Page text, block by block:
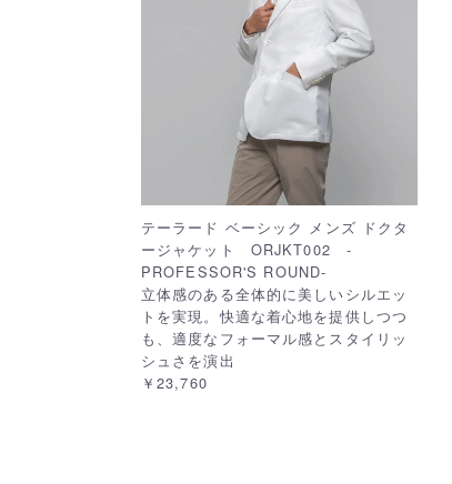
テーラード ベーシック メンズ ドクタ
ージャケット ORJKT002 -
PROFESSOR'S ROUND-
立体感のある全体的に美しいシルエッ
トを実現。快適な着心地を提供しつつ
も、適度なフォーマル感とスタイリッ
シュさを演出
￥23,760